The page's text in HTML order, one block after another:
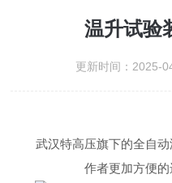
温升试验
更新时间：
武汉特高压旗下的全自
作者更加方便的